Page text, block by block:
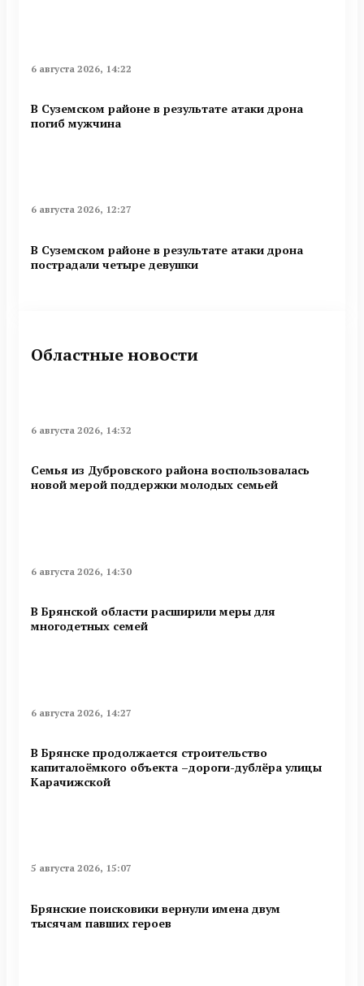
6 августа 2026, 14:22
В Суземском районе в результате атаки дрона
погиб мужчина
6 августа 2026, 12:27
В Суземском районе в результате атаки дрона
пострадали четыре девушки
Областные новости
6 августа 2026, 14:32
Семья из Дубровского района воспользовалась
новой мерой поддержки молодых семьей
6 августа 2026, 14:30
В Брянской области расширили меры для
многодетных семей
6 августа 2026, 14:27
В Брянске продолжается строительство
капиталоёмкого объекта –дороги-дублёра улицы
Карачижской
5 августа 2026, 15:07
Брянские поисковики вернули имена двум
тысячам павших героев